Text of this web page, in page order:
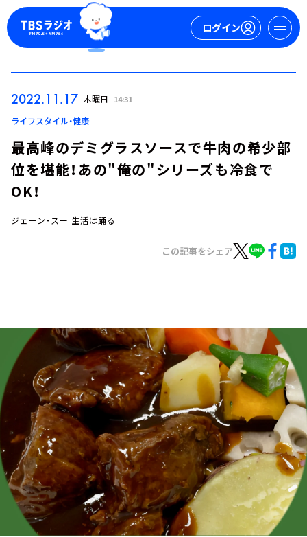
ログイン
ログイン
イベント・グッズ
YouTube
会社情報
2022.11.17 木曜日 14:31
ライフスタイル・健康
最高峰のデミグラスソースで牛肉の希少部
位を堪能！あの"俺の"シリーズも冷食で
OK！
ジェーン・スー 生活は踊る
この記事をシェア